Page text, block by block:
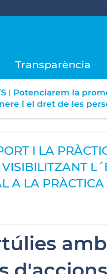
Transparència
| Potenciarem la
i el dret de les
I LA
A LA PRÀCTICA